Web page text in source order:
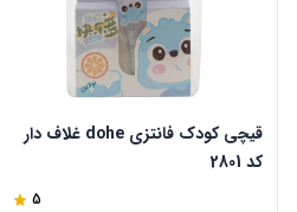
قیچی کودک فانتزی dohe غلاف دار
کد 2801
5